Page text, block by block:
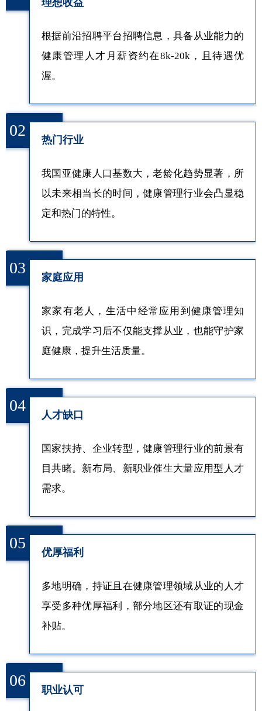
理想收益
根据前沿招聘平台招聘信息，具备从业能力的
健康管理人才月薪资约在8k-20k，且待遇优
渥。
02
热门行业
我国亚健康人口基数大，老龄化趋势显著，所
以未来相当长的时间，健康管理行业会凸显稳
定和热门的特性。
03
家庭应用
家家有老人，生活中经常应用到健康管理知
识，完成学习后不仅能支撑从业，也能守护家
庭健康，提升生活质量。
04
人才缺口
国家扶持、企业转型，健康管理行业的前景有
目共睹。新布局、新职业催生大量应用型人才
需求。
05
优厚福利
多地明确，持证且在健康管理领域从业的人才
享受多种优厚福利，部分地区还有取证的现金
补贴。
06
职业认可